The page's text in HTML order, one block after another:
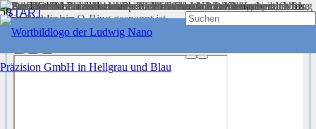
START
AUFNAHMEN UND HALTERUNGEN